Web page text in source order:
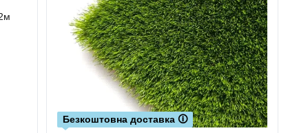
Безкоштовна доставка 🛈